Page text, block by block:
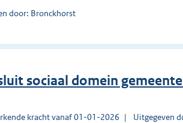
door: Bronckhorst
sociaal domein
kracht vanaf 01-01-2026 Uitgegeven